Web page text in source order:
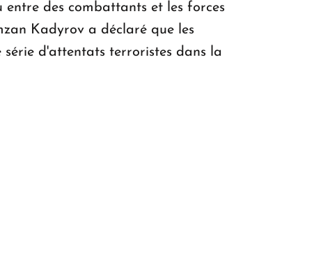
entre des combattants et les forces
Kadyrov a déclaré que les
d'attentats terroristes dans la